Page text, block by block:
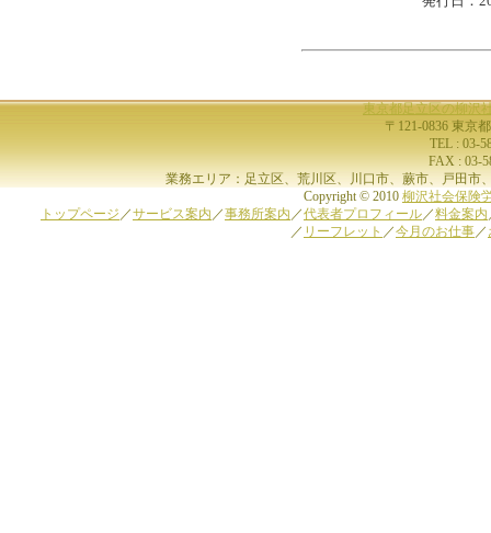
東京都足立区の柳沢
〒121-0836 東京
TEL : 03-
FAX : 03-
業務エリア：足立区、荒川区、川口市、蕨市、戸田市
Copyright © 2010 柳沢社会保険
トップページ ／サービス案内 ／事務所案内 ／代表者プロフィール／料金案内
／ リーフレット ／今月のお仕事／